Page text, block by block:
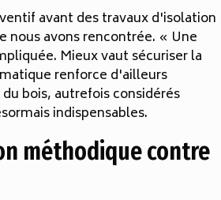
avant des travaux d'isolation
nous avons rencontrée. « Une
Mieux vaut sécuriser la
renforce d'ailleurs
bois, autrefois considérés
indispensables.
méthodique contre